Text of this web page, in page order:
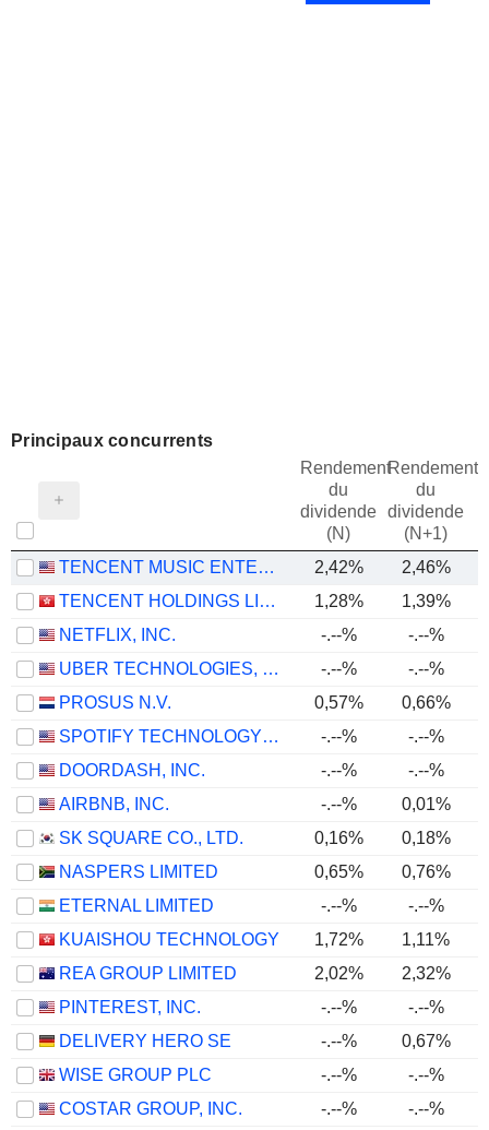
Principaux concurrents
Rendement
du
dividende
(N)
Rendement
du
dividende
(N+1)
TENCENT MUSIC ENTERTAINMENT GROUP 2,42% 2,46%
TENCENT HOLDINGS LIMITED
1,28% 1,39%
NETFLIX, INC.
-.--% -.--%
UBER TECHNOLOGIES, INC.
-.--% -.--%
PROSUS N.V.
0,57% 0,66%
SPOTIFY TECHNOLOGY S.A.
-.--% -.--%
DOORDASH, INC.
-.--% -.--%
AIRBNB, INC.
-.--% 0,01%
SK SQUARE CO., LTD.
0,16%
0,18%
NASPERS LIMITED
0,65%
0,76%
ETERNAL LIMITED
-.--% -.--%
KUAISHOU TECHNOLOGY
1,72% 1,11%
REA GROUP LIMITED
2,02%
2,32%
PINTEREST, INC.
-.--% -.--%
DELIVERY HERO SE
-.--% 0,67%
WISE GROUP PLC
-.--% -.--%
COSTAR GROUP, INC.
-.--% -.--%